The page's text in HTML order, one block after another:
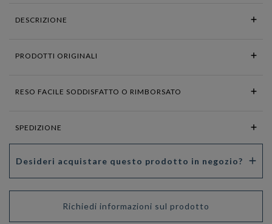
DESCRIZIONE
PRODOTTI ORIGINALI
RESO FACILE SODDISFATTO O RIMBORSATO
SPEDIZIONE
Desideri acquistare questo prodotto in negozio?
Richiedi informazioni sul prodotto